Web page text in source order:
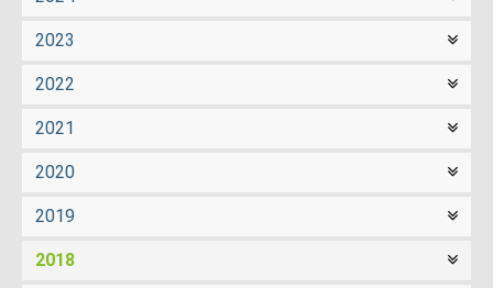
2023
2022
2021
2020
2019
2018